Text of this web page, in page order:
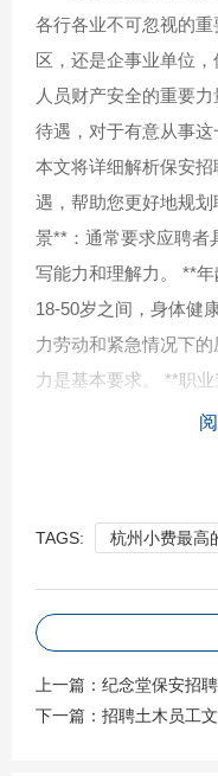
各行各业不可忽视的
区，还是企事业单位
人员财产安全的重要
待遇，对于有意从事这
本文将详细解析保安
遇，帮助您更好地规
景**：通常要求应聘者
写能力和理解力。 **
18-50岁之间，身体健
力劳动和紧急情况下
力是基本要求。 **职
好的职业道德，责任
保密原则。良好的沟
全知识、应急处理技
求具备监控设备操作
科记录**：无违法犯罪
端正。 #### 待遇概览
通保安月薪大约在
TAGS: 杭州小费最高
上一篇： 纪念堂保安招聘
下一篇： 招聘土木员工文案